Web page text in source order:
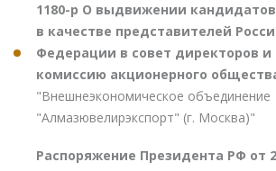
1180-р О выдвижении
в качестве представителей
Федерации в совет директоров и
комиссию акционерного
"Внешнеэкономическое объединение
"Алмазювелирэкспорт" (г. Москва)"
Распоряжение Президента РФ от